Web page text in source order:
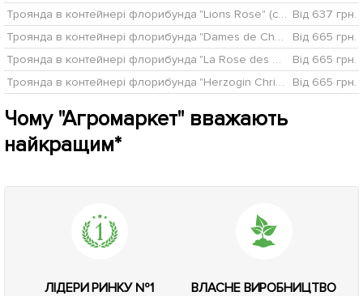
Троянда в контейнері флорибунда "Lions Rose" (саджанець класу АА+) Від 637 грн.
Троянда в контейнері флорибунда "Dames de Chenonceau" (саджанець класу АА+)
Від 665 грн.
Троянда в контейнері флорибунда "La Rose des 4 Vents" (саджанець класу АА+)
Від 665 грн.
Троянда в контейнері флорибунда "Herzogin Christiana" (саджанець класу АА+)
Від 665 грн.
Чому "Агромаркет" вважають
найкращим*
ЛІДЕРИ РИНКУ №1 ВЛАСНЕ ВИРОБНИЦТВО